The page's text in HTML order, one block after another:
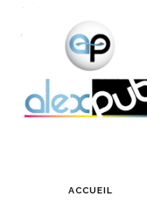
ACCUEIL
Panneau de gestion des cookies